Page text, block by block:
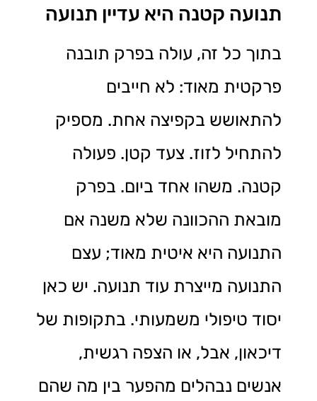
תנועה קטנה היא עדיין תנועה
בתוך כל זה, עולה בפרק תובנה
פרקטית מאוד: לא חייבים
להתאושש בקפיצה אחת. מספיק
להתחיל לזוז. צעד קטן. פעולה
קטנה. משהו אחד ביום. בפרק
מובאת ההכוונה שלא משנה אם
התנועה היא איטית מאוד; עצם
התנועה מייצרת עוד תנועה. יש כאן
יסוד טיפולי משמעותי. בתקופות של
דיכאון, אבל, או הצפה רגשית,
אנשים נבהלים מהפער בין מה שהם